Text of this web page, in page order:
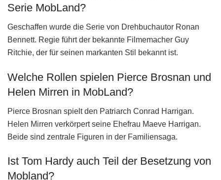
Serie MobLand?
Geschaffen wurde die Serie von Drehbuchautor Ronan
Bennett. Regie führt der bekannte Filmemacher Guy
Ritchie, der für seinen markanten Stil bekannt ist.
Welche Rollen spielen Pierce Brosnan und
Helen Mirren in MobLand?
Pierce Brosnan spielt den Patriarch Conrad Harrigan.
Helen Mirren verkörpert seine Ehefrau Maeve Harrigan.
Beide sind zentrale Figuren in der Familiensaga.
Ist Tom Hardy auch Teil der Besetzung von
Mobland?